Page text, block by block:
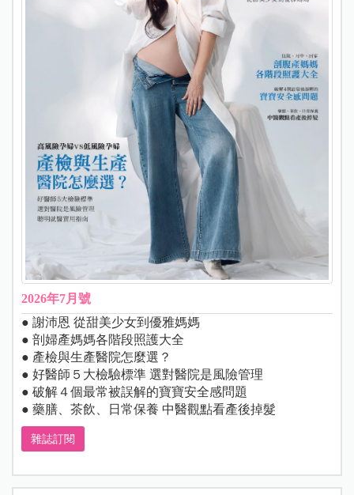
2026年7月號
● 謝沛恩 從甜美少女到優雅媽媽
● 剖婦產媽媽各階段照護大全
● 產檢與生產醫院怎麼選？
● 好醫師５大檢驗標準 選對醫院是風險管理
● 破解４個最常被誤解的寶寶安全感問題
● 藥膳、茶飲、日常保養 中醫觀點看產後掉髮
雜誌訂閱